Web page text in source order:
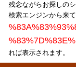
残念ながらお探しの
検索エンジンから来
れば表示されます。